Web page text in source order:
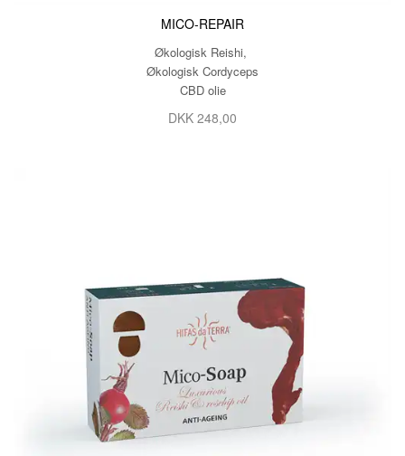
MICO-REPAIR
Økologisk Reishi,
Økologisk Cordyceps
CBD olie
DKK 248,00